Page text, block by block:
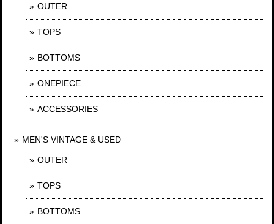
OUTER
TOPS
BOTTOMS
ONEPIECE
ACCESSORIES
MEN'S VINTAGE & USED
OUTER
TOPS
BOTTOMS